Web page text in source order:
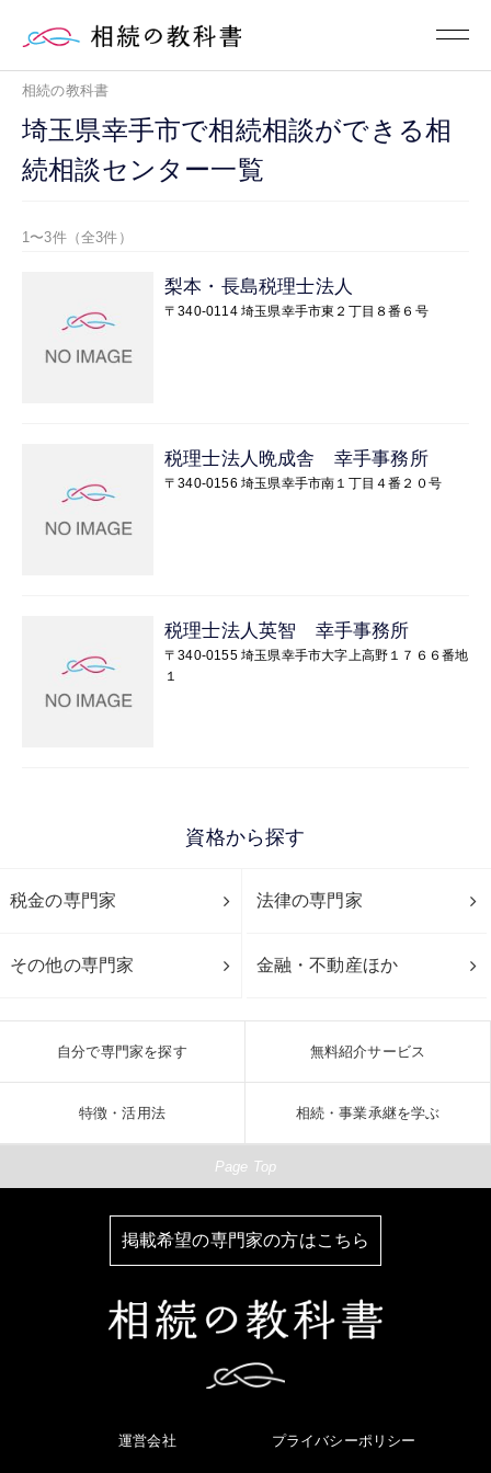
相続の教科書
埼玉県幸手市で相続相談ができる相
続相談センター一覧
1〜3件（全3件）
梨本・長島税理士法人
〒340-0114 埼玉県幸手市東２丁目８番６号
税理士法人晩成舎 幸手事務所
〒340-0156 埼玉県幸手市南１丁目４番２０号
税理士法人英智 幸手事務所
〒340-0155 埼玉県幸手市大字上高野１７６６番地
１
資格から探す
税金の専門家 法律の専門家
その他の専門家 金融・不動産ほか
自分で専門家を探す 無料紹介サービス
特徴・活用法 相続・事業承継を学ぶ
Page Top
掲載希望の専門家の方はこちら
運営会社 プライバシーポリシー